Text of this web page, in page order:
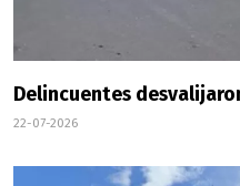
Delincuentes
22-07-2026